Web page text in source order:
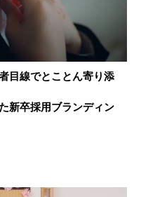
目線でとことん寄り添
新卒採用ブランディン